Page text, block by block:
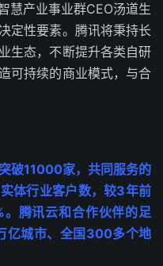
慧产业事业群CEO汤道生
定性要素。腾讯将秉持长
生态，不断提升各类自研
可持续的商业模式，与合
破11000家，共同服务的
体行业客户数，较3年前
腾讯云和合作伙伴的足
亿城市、全国300多个地